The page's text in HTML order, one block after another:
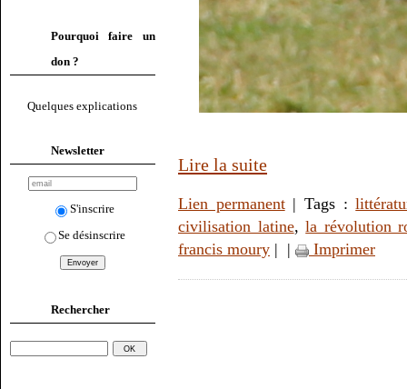
Pourquoi faire un
don ?
Quelques explications
Newsletter
S'inscrire
Se désinscrire
Rechercher
Lire la suite
Lien permanent| Tags :
civilisation latine,la révolution
francis moury | | Imprimer